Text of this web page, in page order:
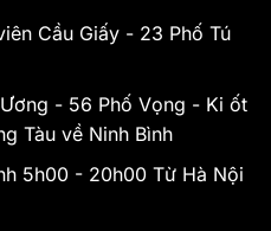
Cầu Giấy - 23 Phố Tú
- 56 Phố Vọng - Ki ốt
Tàu về Ninh Bình
5h00 - 20h00 Từ Hà Nội